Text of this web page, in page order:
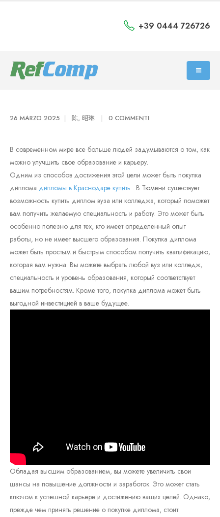
+39 0444 726726
26 MARZO 2025 陈, 昭琳 0 COMMENTI
В современном мире все больше людей задумываются о том, как
можно улучшить свое образование и карьеру.
Одним из способов достижения этой цели может быть покупка
диплома дипломы в Краснодаре купить . В Тюмени существует
возможность купить диплом вуза или колледжа, который поможет
вам получить желаемую специальность и работу. Это может быть
особенно полезно для тех, кто имеет определенный опыт
работы, но не имеет высшего образования. Покупка диплома
может быть простым и быстрым способом получить квалификацию,
которая вам нужна. Вы можете выбрать любой вуз или колледж,
специальность и уровень образования, который соответствует
вашим потребностям. Кроме того, покупка диплома может быть
выгодной инвестицией в ваше будущее.
Обладая высшим образованием, вы можете увеличить свои
шансы на повышение должности и заработок. Это может стать
ключом к успешной карьере и достижению ваших целей. Однако,
прежде чем принять решение о покупке диплома, стоит